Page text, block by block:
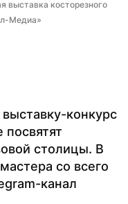
выставка косторезного
Медиа»
конкурс
посвятят
столицы. В
со всего
канал